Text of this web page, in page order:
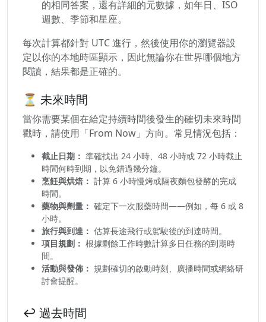
的相同答案，還有詳細的元數據，如年日、ISO
週數、季節和星座。
每次計算都針對 UTC 進行，然後使用你的瀏覽器設
定以你的本地時區顯示，因此無論你在世界哪個地方
閱讀，結果都是正確的。
⏳ 未來時間
當你需要某個在給定持續時間後發生的確切未來時間
戳時，請使用「From Now」方向。常見情況包括：
截止日期： 準確找出 24 小時、48 小時或 72 小時截止
時間何時到期，以免錯過幾分鐘。
烹飪與烘焙： 計算 6 小時慢烤或隔夜麵包發酵的完成
時間。
藥物與劑量： 確定下一次服藥時間——例如，每 6 或 8
小時。
旅行與到達： 估算長途飛行或駕駛後的到達時間。
項目規劃： 根據剩餘工作時數計算多日任務的到期時
間。
活動與發佈： 規劃確切的啟動時刻、廣播時間或網絡研
討會提醒。
↩️ 過去時間